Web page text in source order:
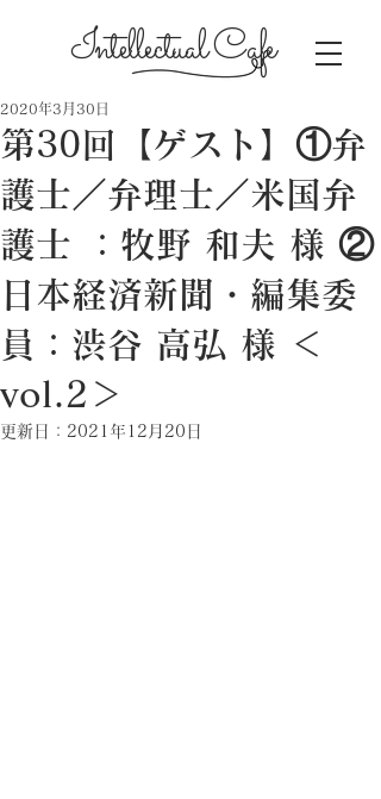
Intellectual Cafe
第30回【ゲスト】①弁
護士／弁理士／米国弁
護士 ：牧野 和夫 様 ②
日本経済新聞・編集委
員：渋谷 高弘 様 ＜
vol.2＞
2020年3月30日
更新日： 2021年12月20日